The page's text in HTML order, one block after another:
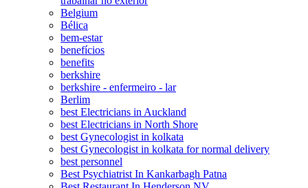
Belgium
Bélica
bem-estar
benefícios
benefits
berkshire
berkshire - enfermeiro - lar
Berlim
best Electricians in Auckland
best Electricians in North Shore
best Gynecologist in kolkata
best Gynecologist in kolkata for normal delivery
best personnel
Best Psychiatrist In Kankarbagh Patna